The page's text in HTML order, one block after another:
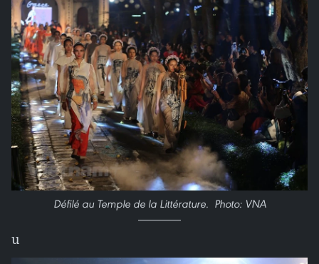
Défilé au Temple de la Littérature. Photo: VNA
u